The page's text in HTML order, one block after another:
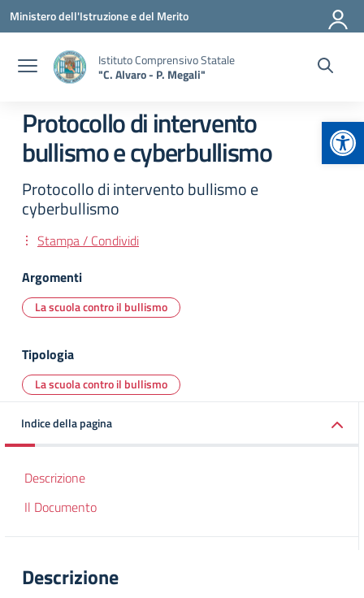
Vai ai contenuti
Vai al menu di navigazione
Vai al footer
Ministero dell'Istruzione e del Merito
Istituto Comprensivo Statale
"C. Alvaro - P. Megali"
Protocollo di intervento
bullismo e cyberbullismo
Protocollo di intervento bullismo e
cyberbullismo
Stampa / Condividi
Argomenti
La scuola contro il bullismo
Tipologia
La scuola contro il bullismo
Indice della pagina
Descrizione
Il Documento
Descrizione